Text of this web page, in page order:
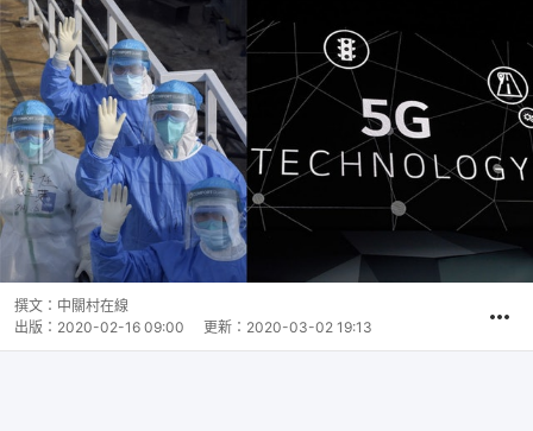
撰文： 中關村在線
出版： 2020-02-16 09:00 更新： 2020-03-02 19:13